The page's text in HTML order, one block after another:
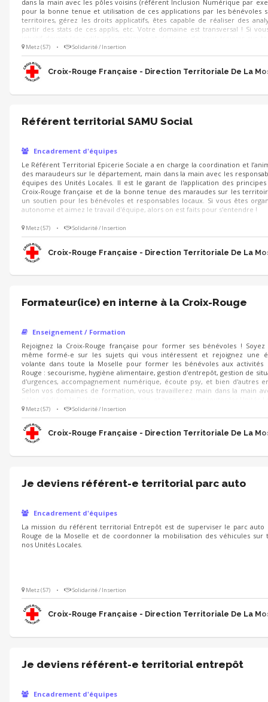
dans la main avec les pôles voisins (référent Inclusion Numérique par
pour la bonne tenue et utilisation de ces applications par les bénévoles
territoires, gérez les droits applicatifs, êtes capable de réaliser des
partir des stats de ces applis, etc. Votre domaine est transversal ! Si
plans de l'organisation, alors bienvenue !
Metz (57) • Solidarité / Insertion
Croix-Rouge Française - Direction Territoriale De La
Référent territorial SAMU Social
Encadrement d'équipes
Le Référent Territorial Epicerie Sociale a en charge la coordination et
des maraudeurs sur le département, main dans la main avec les
équipes des Unités Locales. Il est le garant de l'application des
Croix-Rouge française et de la bonne tenue des maraudes sur les
un soutien pour les bénévoles et responsables locaux. Si vous êtes
autonome et aimez le travail d'équipe, alors on est faits pour s'entendre !
Metz (57) • Solidarité / Insertion
Croix-Rouge Française - Direction Territoriale De La
Formateur(ice) en interne à la Croix-Rouge
Enseignement / Formation
Rejoignez la Croix-Rouge française pour former ses bénévoles ! Soyez
même formé-e sur les sujets qui vous intéressent et rejoignez une
volante dans toute la Moselle pour former les bénévoles aux activités
Rouge : secourisme, hygiène alimentaire, gestion d'entrepôt, gestion de
d'urgences, accompagnement numérique, écoute psy, et bien d'autres
Selon vos domaines de formation, vous travaillerez main dans la main
en Moselle. Vous aimez partager, vous êtes pédagogue et appréciez
Bienvenue !
Metz (57) • Solidarité / Insertion
Croix-Rouge Française - Direction Territoriale De La
Je deviens référent-e territorial parc auto
Encadrement d'équipes
La mission du référent territorial Entrepôt est de superviser le parc auto
Rouge de la Moselle et de coordonner la mobilisation des véhicules sur
nos Unités Locales.
Metz (57) • Solidarité / Insertion
Croix-Rouge Française - Direction Territoriale De La
Je deviens référent-e territorial entrepôt
Encadrement d'équipes